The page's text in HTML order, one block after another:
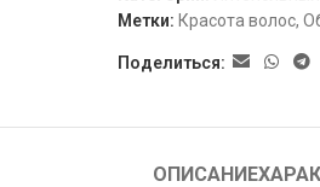
Метки: Красота волос,
Поделиться:
ОПИСАНИЕ